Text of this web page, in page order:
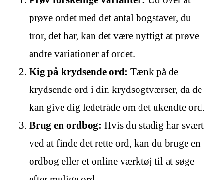
prøve ordet med det antal bogstaver, du
tror, det har, kan det være nyttigt at prøve
andre variationer af ordet.
Kig på krydsende ord: Tænk på de
krydsende ord i din krydsogtværser, da de
kan give dig ledetråde om det ukendte ord.
Brug en ordbog: Hvis du stadig har svært
ved at finde det rette ord, kan du bruge en
ordbog eller et online værktøj til at søge